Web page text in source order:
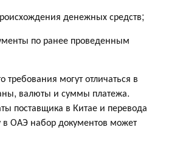
денежных средств;
по ранее проведенным
требования могут отличаться в
валюты и суммы платежа.
поставщика в Китае и перевода
в ОАЭ набор документов может